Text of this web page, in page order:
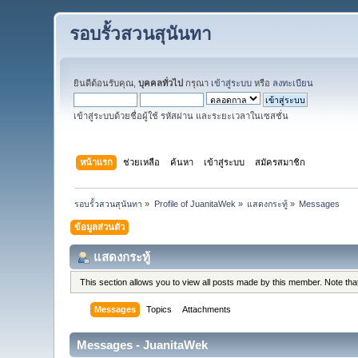
รอบรั้วสวนสุนันทา
ยินดีต้อนรับคุณ,บุคคลทั่วไป กรุณา เข้าสู่ระบบ หรือ ลงทะเบียน
เข้าสู่ระบบด้วยชื่อผู้ใช้ รหัสผ่าน และระยะเวลาในเซสชั่น
หน้าแรก ช่วยเหลือ ค้นหา เข้าสู่ระบบ สมัครสมาชิก
รอบรั้วสวนสุนันทา » Profile of JuanitaWek » แสดงกระทู้ » Messages
ข้อมูลส่วนตัว
แสดงกระทู้
This section allows you to view all posts made by this member. Note
Messages Topics Attachments
Messages - JuanitaWek